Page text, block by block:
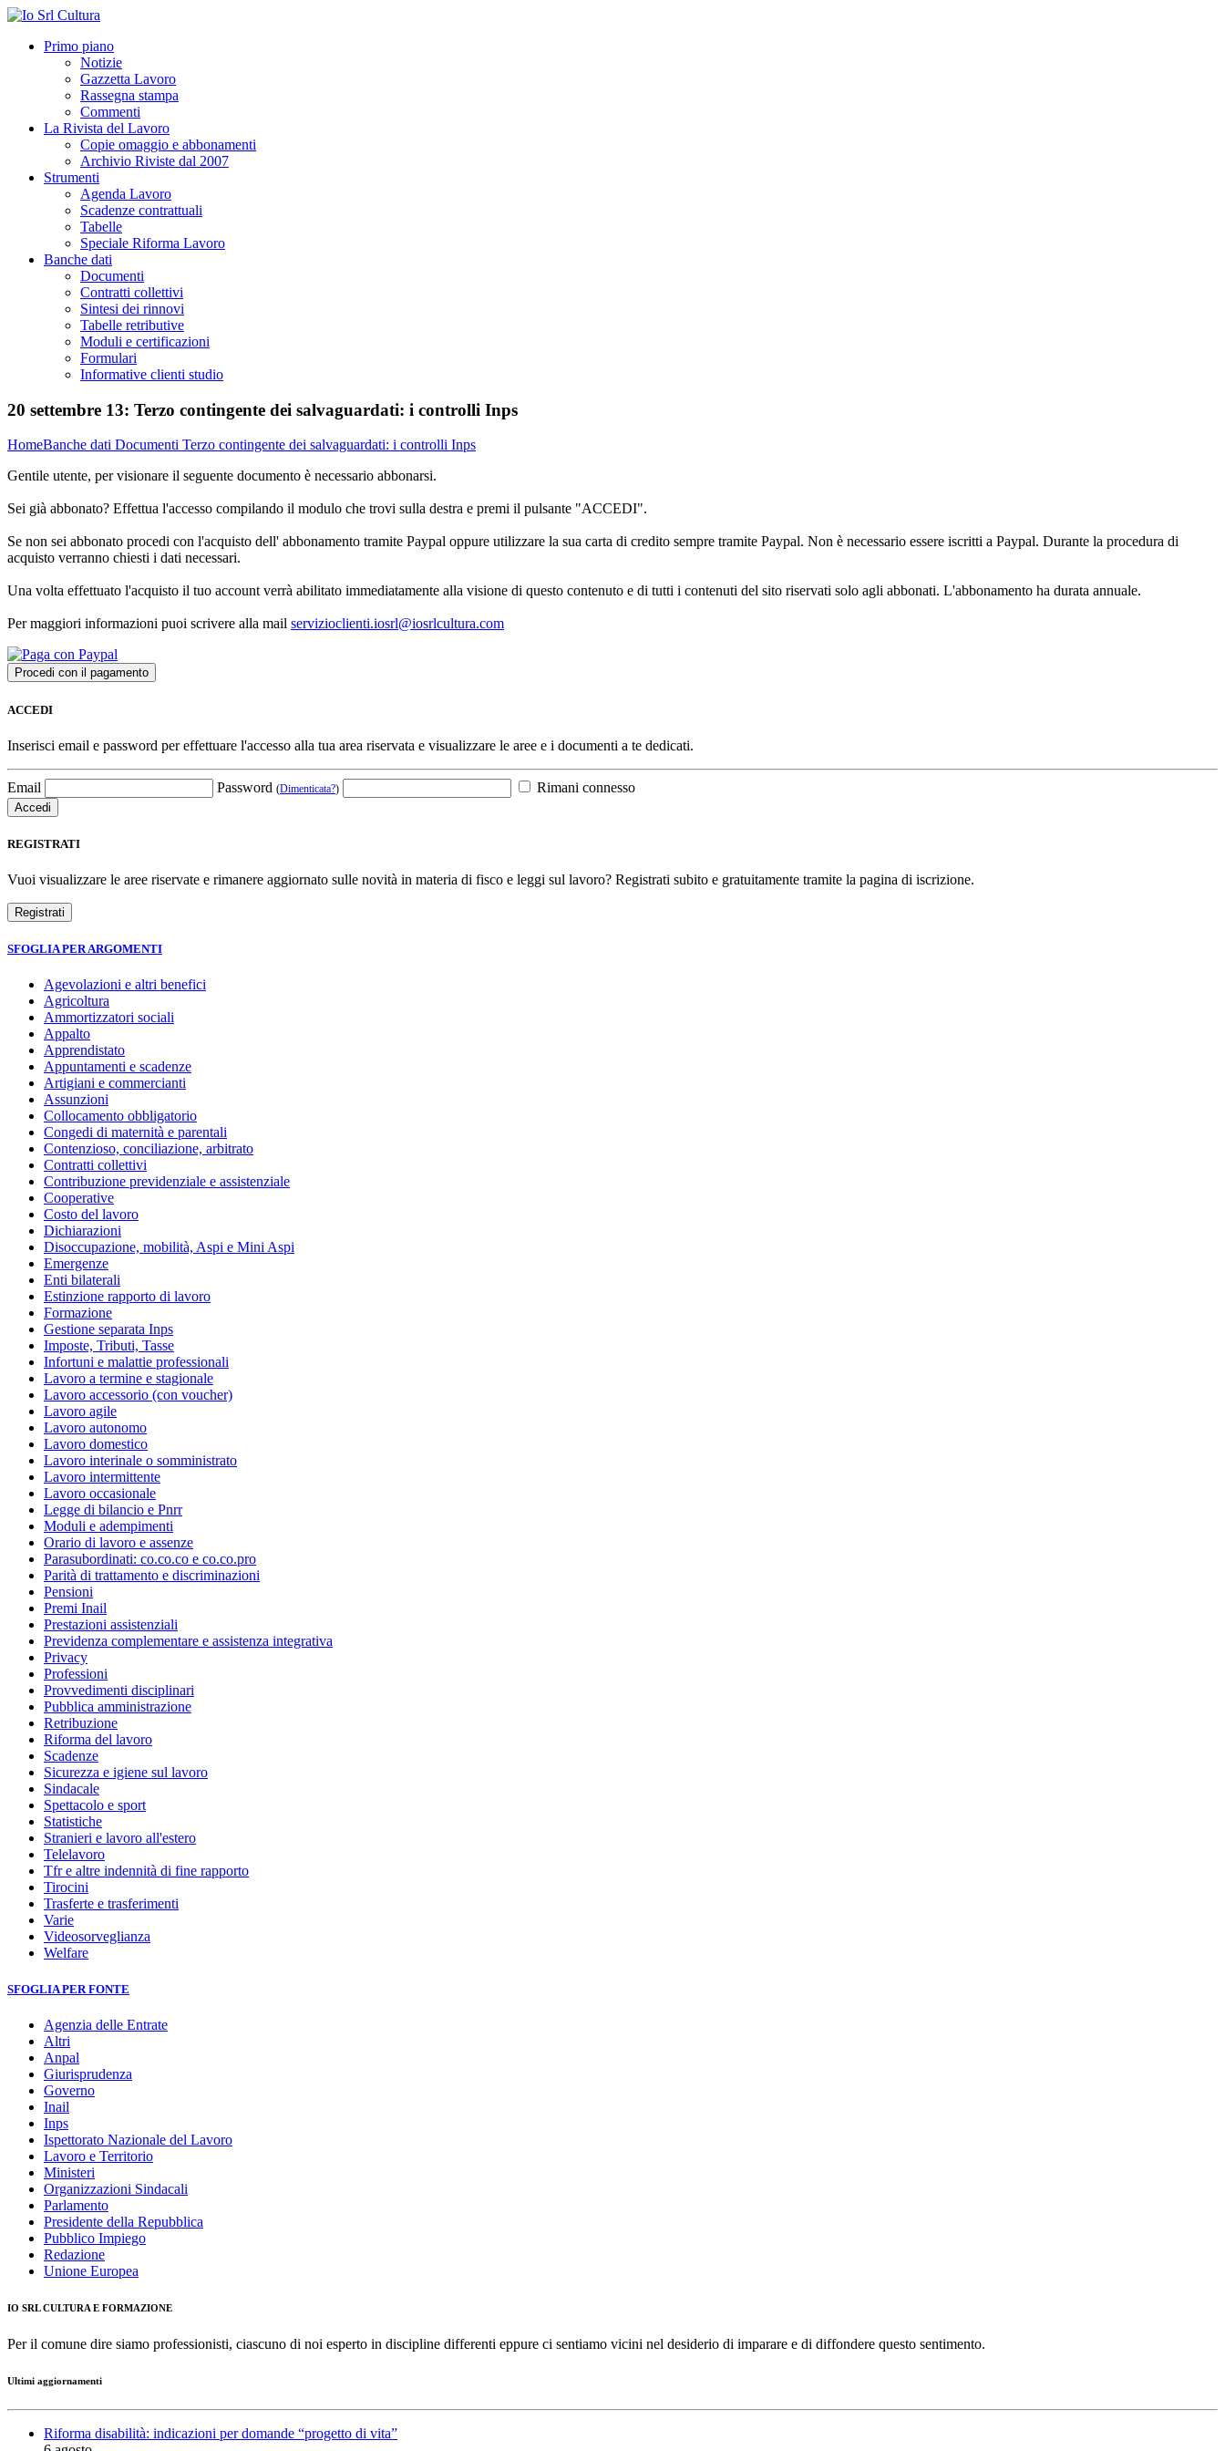
Primo piano
Notizie
Gazzetta Lavoro
Rassegna stampa
Commenti
La Rivista del Lavoro
Copie omaggio e abbonamenti
Archivio Riviste dal 2007
Strumenti
Agenda Lavoro
Scadenze contrattuali
Tabelle
Speciale Riforma Lavoro
Banche dati
Documenti
Contratti collettivi
Sintesi dei rinnovi
Tabelle retributive
Moduli e certificazioni
Formulari
Informative clienti studio
20 settembre 13: Terzo contingente dei salvaguardati: i controlli Inps
HomeBanche dati Documenti Terzo contingente dei salvaguardati: i controlli Inps
Gentile utente, per visionare il seguente documento è necessario abbonarsi.
Sei già abbonato? Effettua l'accesso compilando il modulo che trovi sulla destra e premi il pulsante "ACCEDI".
Se non sei abbonato procedi con l'acquisto dell' abbonamento tramite Paypal oppure utilizzare la sua carta di credito sempre tramite Paypal. Non è necessario essere iscritti a Paypal. Durante la procedura di
acquisto verranno chiesti i dati necessari.
Una volta effettuato l'acquisto il tuo account verrà abilitato immediatamente alla visione di questo contenuto e di tutti i contenuti del sito riservati solo agli abbonati. L'abbonamento ha durata annuale.
Per maggiori informazioni puoi scrivere alla mail servizioclienti.iosrl@iosrlcultura.com
ACCEDI
Inserisci email e password per effettuare l'accesso alla tua area riservata e visualizzare le aree e i documenti a te dedicati.
Email Password (Dimenticata?) Rimani connesso
REGISTRATI
Vuoi visualizzare le aree riservate e rimanere aggiornato sulle novità in materia di fisco e leggi sul lavoro? Registrati subito e gratuitamente tramite la pagina di iscrizione.
SFOGLIA PER ARGOMENTI
Agevolazioni e altri benefici
Agricoltura
Ammortizzatori sociali
Appalto
Apprendistato
Appuntamenti e scadenze
Artigiani e commercianti
Assunzioni
Collocamento obbligatorio
Congedi di maternità e parentali
Contenzioso, conciliazione, arbitrato
Contratti collettivi
Contribuzione previdenziale e assistenziale
Cooperative
Costo del lavoro
Dichiarazioni
Disoccupazione, mobilità, Aspi e Mini Aspi
Emergenze
Enti bilaterali
Estinzione rapporto di lavoro
Formazione
Gestione separata Inps
Imposte, Tributi, Tasse
Infortuni e malattie professionali
Lavoro a termine e stagionale
Lavoro accessorio (con voucher)
Lavoro agile
Lavoro autonomo
Lavoro domestico
Lavoro interinale o somministrato
Lavoro intermittente
Lavoro occasionale
Legge di bilancio e Pnrr
Moduli e adempimenti
Orario di lavoro e assenze
Parasubordinati: co.co.co e co.co.pro
Parità di trattamento e discriminazioni
Pensioni
Premi Inail
Prestazioni assistenziali
Previdenza complementare e assistenza integrativa
Privacy
Professioni
Provvedimenti disciplinari
Pubblica amministrazione
Retribuzione
Riforma del lavoro
Scadenze
Sicurezza e igiene sul lavoro
Sindacale
Spettacolo e sport
Statistiche
Stranieri e lavoro all'estero
Telelavoro
Tfr e altre indennità di fine rapporto
Tirocini
Trasferte e trasferimenti
Varie
Videosorveglianza
Welfare
SFOGLIA PER FONTE
Agenzia delle Entrate
Altri
Anpal
Giurisprudenza
Governo
Inail
Inps
Ispettorato Nazionale del Lavoro
Lavoro e Territorio
Ministeri
Organizzazioni Sindacali
Parlamento
Presidente della Repubblica
Pubblico Impiego
Redazione
Unione Europea
IO SRL CULTURA E FORMAZIONE
Per il comune dire siamo professionisti, ciascuno di noi esperto in discipline differenti eppure ci sentiamo vicini nel desiderio di imparare e di diffondere questo sentimento.
Ultimi aggiornamenti
Riforma disabilità: indicazioni per domande “progetto di vita”